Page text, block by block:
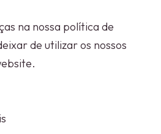
na nossa política de
de utilizar os nossos